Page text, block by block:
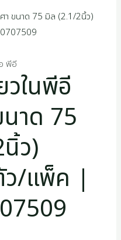
พีอี
ในพีอี
าด 75
ว)
ว/แพ็ค |